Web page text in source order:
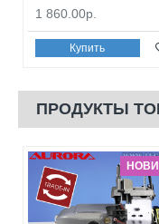
1 860.00р.
Купить
ПРОДУКТЫ